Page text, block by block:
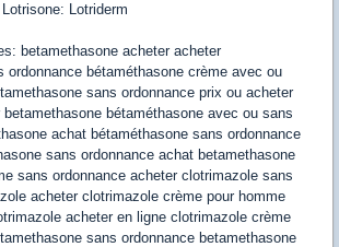
Lotriderm
betamethasone acheter acheter
ordonnance bétaméthasone crème avec ou
sans ordonnance prix ou acheter
bétaméthasone avec ou sans
achat bétaméthasone sans ordonnance
sans ordonnance achat betamethasone
sans ordonnance acheter clotrimazole sans
acheter clotrimazole crème pour homme
acheter en ligne clotrimazole crème
sans ordonnance betamethasone